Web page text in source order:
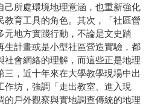
己所處環境地理意涵，也重新強化
教育工具的角色。其次，「社區營
元地方實踐行動，不論是文史踏
生計畫或是小型社區營造實驗，都
社會網絡的理解，而這些正是地理
，近十年來在大學教學現場中出
坊，強調「走出教室、進入現
的戶外觀察與實地調查傳統的地理